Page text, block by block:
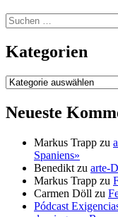
Suchen
nach:
Kategorien
Kategorien
Neueste
Markus Trapp zu
Spaniens»
Benedikt zu arte-
Markus Trapp zu
Carmen Döll zu
Pódcast